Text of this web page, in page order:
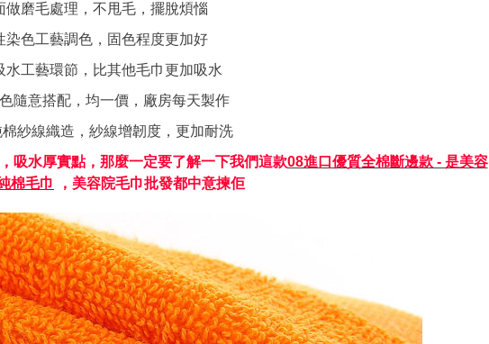
磨毛處理，不甩毛，擺脫煩惱
色工藝調色，固色程度更加好
工藝環節，比其他毛巾更加吸水
隨意搭配，均一價，廠房每天製作
紗線織造，紗線增韌度，更加耐洗
吸水厚實點，那麼一定要了解一下我們這款08進口優質全棉斷邊款 - 是美容
棉毛巾
， 美容院毛巾批發都中意揀佢